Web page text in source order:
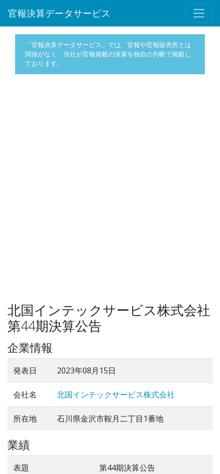
官報決算データサービス
「官報決算データサービス」では、官報や官報販売所とは
関係がなく、当社が官報掲載の決算を独自の判断で掲載し
ております。
北国インテックサービス株式会社
第44期決算公告
企業情報
発表日 2023年08月15日
会社名 北国インテックサービス株式会社
所在地 石川県金沢市鞍月二丁目1番地
業績
表題 第44期決算公告